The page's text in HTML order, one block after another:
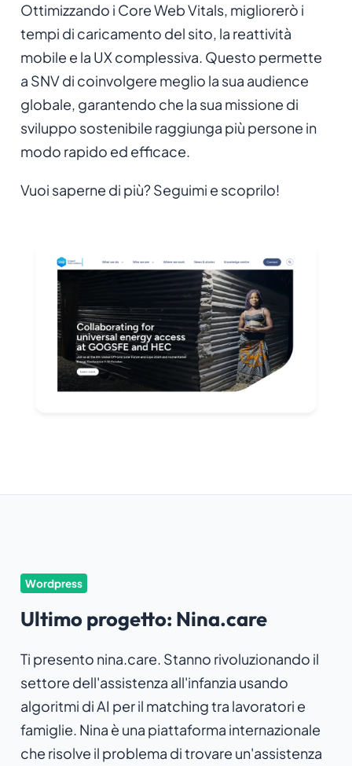
Ottimizzando i Core Web Vitals, migliorerò i
tempi di caricamento del sito, la reattività
mobile e la UX complessiva. Questo permette
a SNV di coinvolgere meglio la sua audience
globale, garantendo che la sua missione di
sviluppo sostenibile raggiunga più persone in
modo rapido ed efficace.
Vuoi saperne di più? Seguimi e scoprilo!
Wordpress
Ultimo progetto: Nina.care
Ti presento nina.care. Stanno rivoluzionando il
settore dell'assistenza all'infanzia usando
algoritmi di AI per il matching tra lavoratori e
famiglie. Nina è una piattaforma internazionale
che risolve il problema di trovare un'assistenza